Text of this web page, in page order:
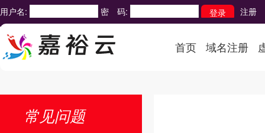
用户名: 密 码: 注册
首页 域名注册
常见问题